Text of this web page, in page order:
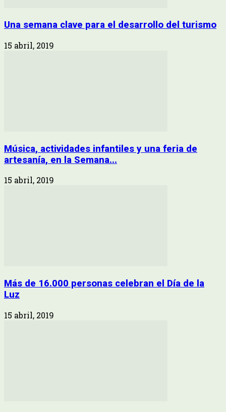
Una semana clave para el desarrollo del turismo
15 abril, 2019
Música, actividades infantiles y una feria de
artesanía, en la Semana...
15 abril, 2019
Más de 16.000 personas celebran el Día de la
Luz
15 abril, 2019